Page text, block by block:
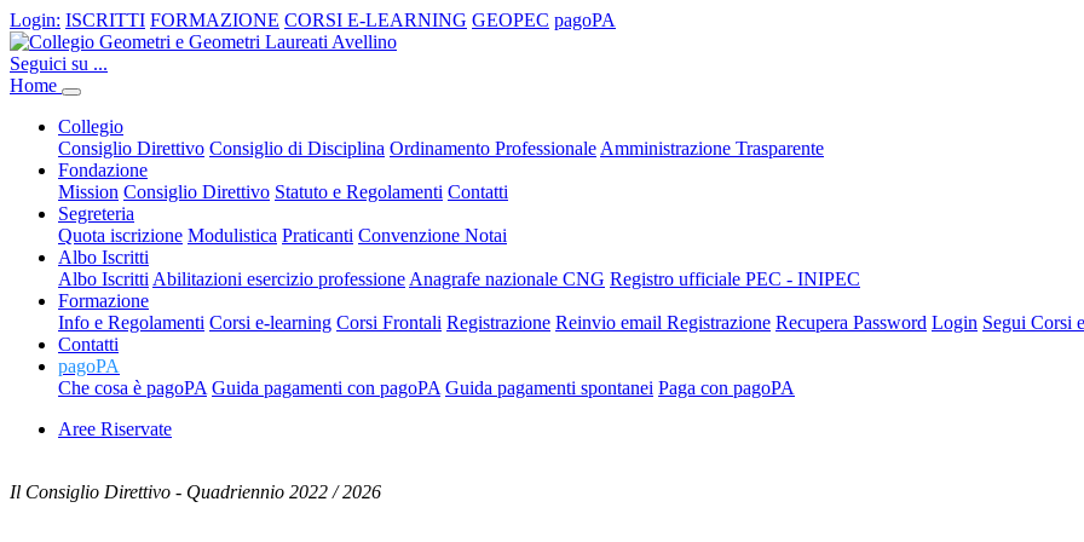
Login: ISCRITTI FORMAZIONE CORSI E-LEARNING GEOPEC pagoPA
Seguici su ...
Home
Collegio
Consiglio Direttivo Consiglio di Disciplina Ordinamento Professionale Amministrazione Trasparente
Fondazione
Mission Consiglio Direttivo Statuto e Regolamenti Contatti
Segreteria
Quota iscrizione Modulistica Praticanti Convenzione Notai
Albo Iscritti
Albo Iscritti Abilitazioni esercizio professione Anagrafe nazionale CNG Registro ufficiale PEC - INIPEC
Formazione
Info e Regolamenti Corsi e-learning Corsi Frontali Registrazione Reinvio email Registrazione Recupera Password Login Segui Corsi
Contatti
pagoPA
Che cosa è pagoPA Guida pagamenti con pagoPA Guida pagamenti spontanei Paga con pagoPA
Aree Riservate
Il Consiglio Direttivo - Quadriennio 2022 / 2026